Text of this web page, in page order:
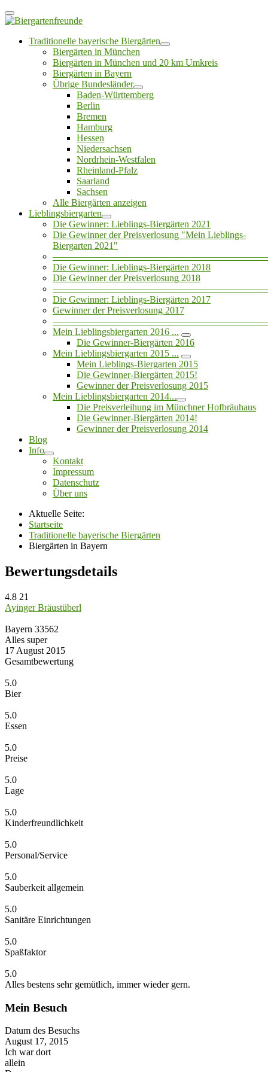
Traditionelle bayerische Biergärten
Biergärten in München
Biergärten in München und 20 km Umkreis
Biergärten in Bayern
Übrige Bundesländer
Baden-Württemberg
Berlin
Bremen
Hamburg
Hessen
Niedersachsen
Nordrhein-Westfalen
Rheinland-Pfalz
Saarland
Sachsen
Alle Biergärten anzeigen
Lieblingsbiergarten
Die Gewinner: Lieblings-Biergärten 2021
Die Gewinner der Preisverlosung "Mein Lieblings-
Biergarten 2021"
Die Gewinner: Lieblings-Biergärten 2018
Die Gewinner der Preisverlosung 2018
Die Gewinner: Lieblings-Biergärten 2017
Gewinner der Preisverlosung 2017
Mein Lieblingsbiergarten 2016 ...
Die Gewinner-Biergärten 2016
Mein Lieblingsbiergarten 2015 ...
Mein Lieblings-Biergarten 2015
Die Gewinner-Biergärten 2015!
Gewinner der Preisverlosung 2015
Mein Lieblingsbiergarten 2014...
Die Preisverleihung im Münchner Hofbräuhaus
Die Gewinner-Biergärten 2014!
Gewinner der Preisverlosung 2014
Blog
Info
Kontakt
Impressum
Datenschutz
Über uns
Aktuelle Seite:
Startseite
Traditionelle bayerische Biergärten
Biergärten in Bayern
Bewertungsdetails
4.8 21
Ayinger Bräustüberl
Bayern 33562
Alles super
17 August 2015
Gesamtbewertung
5.0
Bier
5.0
Essen
5.0
Preise
5.0
Lage
5.0
Kinderfreundlichkeit
5.0
Personal/Service
5.0
Sauberkeit allgemein
5.0
Sanitäre Einrichtungen
5.0
Spaßfaktor
5.0
Alles bestens sehr gemütlich, immer wieder gern.
Mein Besuch
Datum des Besuchs
August 17, 2015
Ich war dort
allein